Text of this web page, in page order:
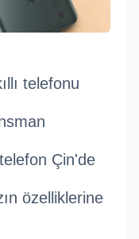
telefonu
Çin'de
özelliklerine